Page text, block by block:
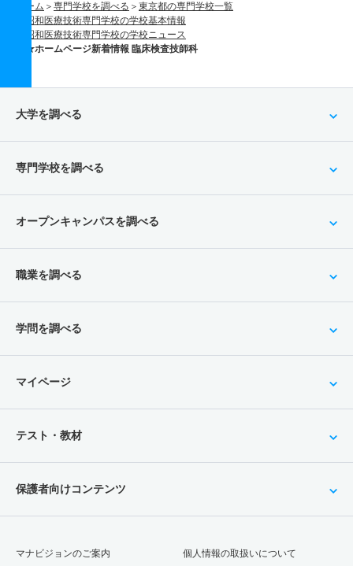
ホーム 専門学校を調べる
東京都の専門学校一覧
昭和医療技術専門学校の学校基本情報
昭和医療技術専門学校の学校ニュース
★ホームページ新着情報 臨床検査技師科
大学を調べる
専門学校を調べる
オープンキャンパスを調べる
職業を調べる
学問を調べる
マイページ
テスト・教材
保護者向けコンテンツ
マナビジョンのご案内 個人情報の取扱いについて